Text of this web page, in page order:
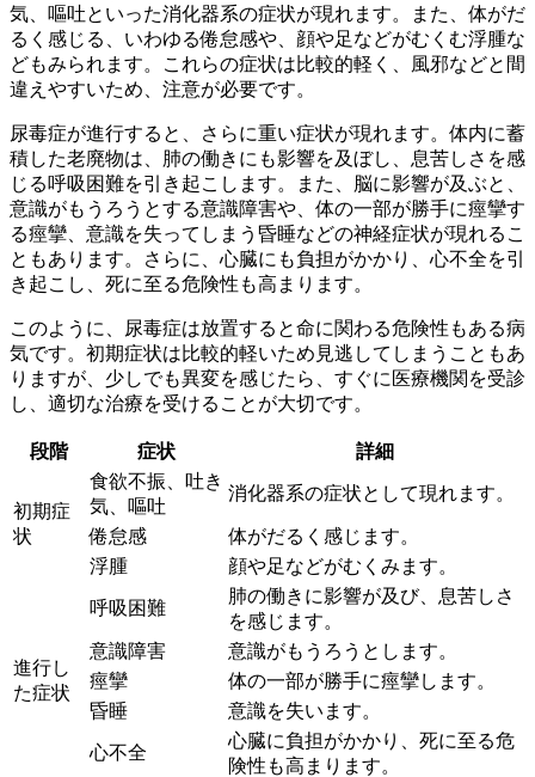
気、嘔吐といった消化器系の症状が現れます。また、体がだ
るく感じる、いわゆる倦怠感や、顔や足などがむくむ浮腫な
どもみられます。これらの症状は比較的軽く、風邪などと間
違えやすいため、注意が必要です。
尿毒症が進行すると、さらに重い症状が現れます。体内に蓄
積した老廃物は、肺の働きにも影響を及ぼし、息苦しさを感
じる呼吸困難を引き起こします。また、脳に影響が及ぶと、
意識がもうろうとする意識障害や、体の一部が勝手に痙攣す
る痙攣 、意識を失ってしまう 昏睡などの神経症状が現れるこ
ともあります。さらに、心臓にも負担がかかり、 心不全を引
き起こし、死に至る危険性も高まります。
このように、尿毒症は放置すると命に関わる危険性もある病
気です。初期症状は比較的軽いため見逃してしまうこともあ
りますが、少しでも異変を感じたら、すぐに医療機関を受診
し、適切な治療を受けることが大切です。
段階 症状 詳細
初期症
状
食欲不振、吐き
気、嘔吐
消化器系の症状として現れます。
倦怠感
体がだるく感じます。
浮腫
顔や足などがむくみます。
進行し
た症状
呼吸困難
肺の働きに影響が及び、息苦しさ
を感じます。
意識障害
意識がもうろうとします。
痙攣
体の一部が勝手に痙攣します。
昏睡
意識を失います。
心不全
心臓に負担がかかり、死に至る危
険性も高まります。